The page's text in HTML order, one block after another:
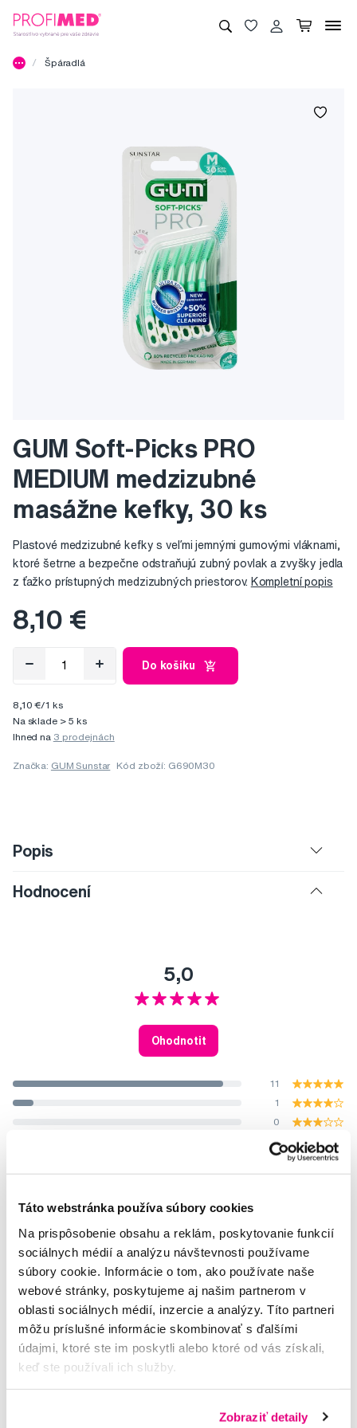
Táto webstránka používa súbory cookies
Na prispôsobenie obsahu a reklám, poskytovanie funkcií
sociálnych médií a analýzu návštevnosti používame
súbory cookie. Informácie o tom, ako používate naše
webové stránky, poskytujeme aj našim partnerom v
oblasti sociálnych médií, inzercie a analýzy. Títo partneri
môžu príslušné informácie skombinovať s ďalšími
údajmi, ktoré ste im poskytli alebo ktoré od vás získali,
keď ste používali ich služby.
Zobraziť detaily
Špáradlá
GUM Soft-Picks PRO
MEDIUM medzizubné
masážne kefky, 30 ks
Plastové medzizubné kefky s veľmi jemnými gumovými vláknami,
ktoré šetrne a bezpečne odstraňujú zubný povlak a zvyšky jedla
z ťažko prístupných medzizubných priestorov. Kompletní popis
8,10 €
Do košíku
8,10 €/1 ks
Na sklade > 5 ks
Ihned na 3 prodejnách
Značka: GUM Sunstar Kód zboží: G690M30
Popis
Hodnocení
5,0
Ohodnotit
11
1
0
0
Potřebujete poradit?
Napište našim odborníkům